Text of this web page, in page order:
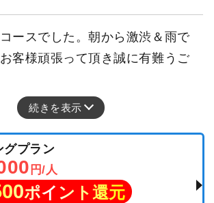
ースでした。朝から激渋＆雨で
客様頑張って頂き誠に有難うご
続きを表示
グプラン
円/人
ポイント還元